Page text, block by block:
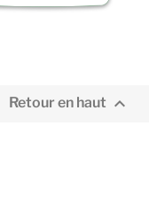
Retour en haut 